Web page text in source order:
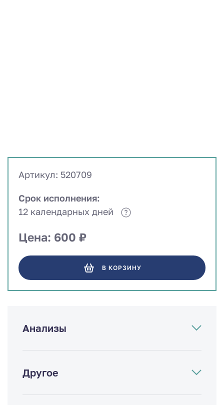
Анализы
Другое
Артикул: 520709
Срок исполнения:
12 календарных дней
Цена: 600 ₽
В КОРЗИНУ